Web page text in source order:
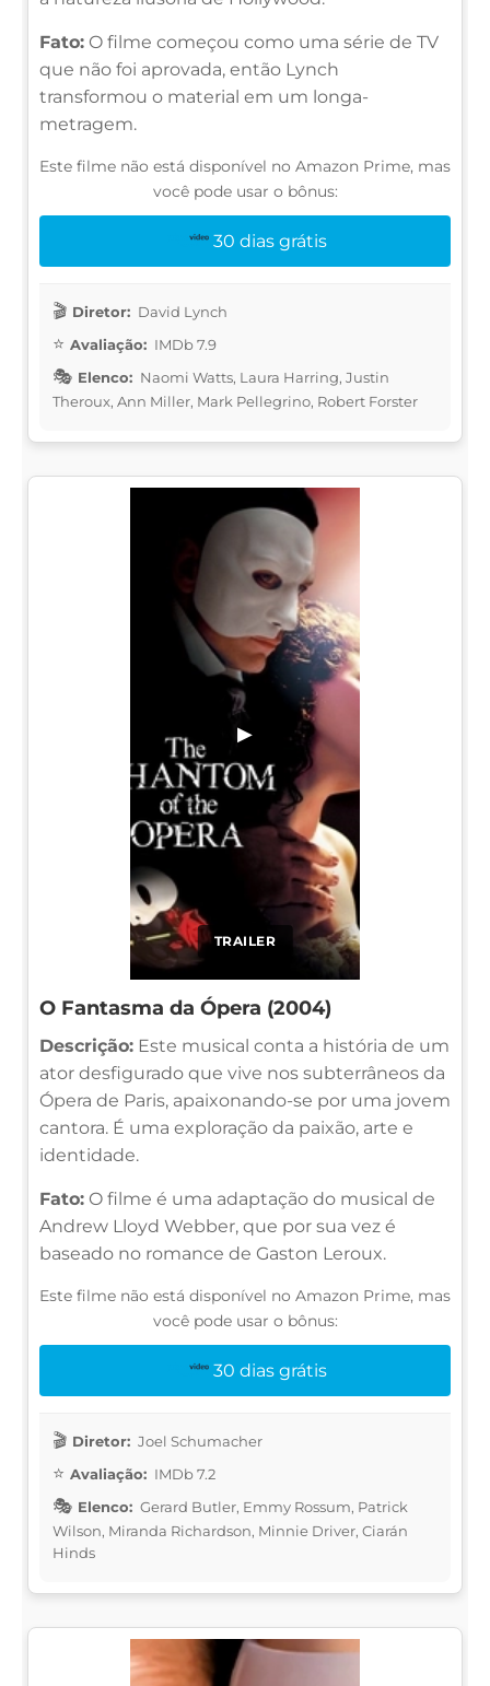
Fato: O filme começou como uma série de TV
que não foi aprovada, então Lynch
transformou o material em um longa-
metragem.
Este filme não está disponível no Amazon Prime, mas
você pode usar o bônus:
30 dias grátis
Diretor: David Lynch
Avaliação: IMDb 7.9
Elenco: Naomi Watts, Laura Harring, Justin
Theroux, Ann Miller, Mark Pellegrino, Robert Forster
TRAILER
▶
O Fantasma da Ópera (2004)
Descrição: Este musical conta a história de um
ator desfigurado que vive nos subterrâneos da
Ópera de Paris, apaixonando-se por uma jovem
cantora. É uma exploração da paixão, arte e
identidade.
Fato: O filme é uma adaptação do musical de
Andrew Lloyd Webber, que por sua vez é
baseado no romance de Gaston Leroux.
Este filme não está disponível no Amazon Prime, mas
você pode usar o bônus:
30 dias grátis
Diretor: Joel Schumacher
Avaliação: IMDb 7.2
Elenco: Gerard Butler, Emmy Rossum, Patrick
Wilson, Miranda Richardson, Minnie Driver, Ciarán
Hinds